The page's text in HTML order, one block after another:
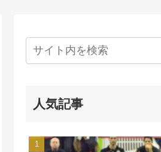
人気記事